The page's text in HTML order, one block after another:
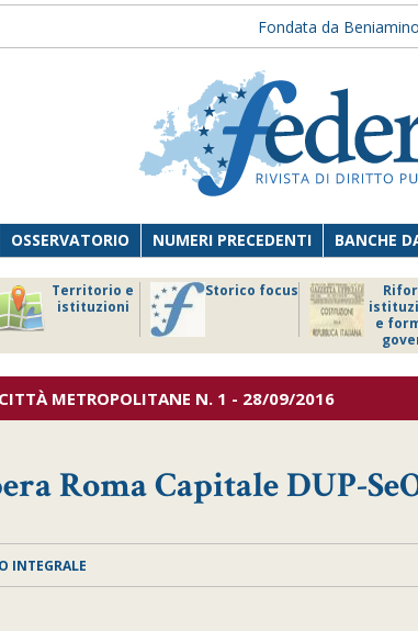
Fondata da
OSSERVATORIO NUMERI PRECEDENTI BANCHE
Territorio e
istituzioni
Storico focus
e
METROPOLITANE N. 1 - 28/09/2016
Roma Capitale DUP-
INTEGRALE